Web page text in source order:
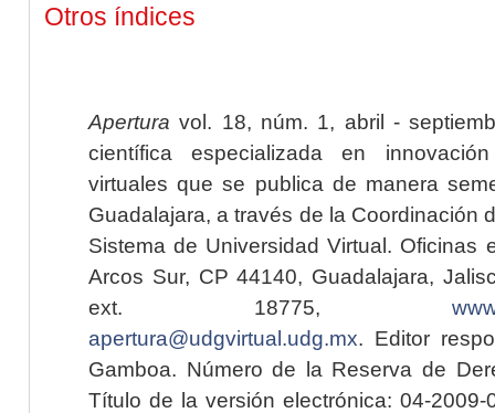
Otros índices
Apertura vol. 18, núm. 1, abril -
científica especializada en
virtuales que se publica de manera
Guadalajara, a través de la Coordinación
Sistema de Universidad Virtual. Oficinas
Arcos Sur, CP 44140, Guadalajara,
ext. 18775,
apertura@udgvirtual.udg.mx. Editor
Gamboa. Número de la Reserva de
Título de la versión electrónica: 04-2009-